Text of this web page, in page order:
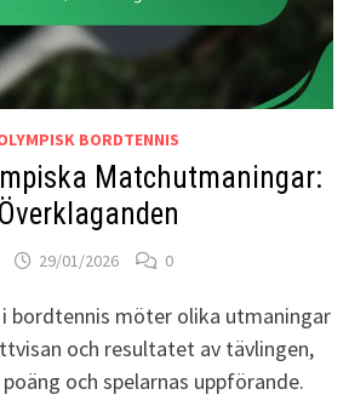
BORDTENNIS
Matchutmaningar:
29/01/2026 0
bordtennis möter olika utmaningar
och resultatet av tävlingen,
och spelarnas uppförande.